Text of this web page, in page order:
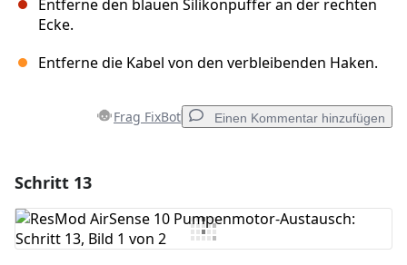
Entferne den blauen Silikonpuffer an der rechten
Ecke.
Entferne die Kabel von den verbleibenden Haken.
Frag FixBot Einen Kommentar hinzufügen
Kommentar hinzufügen
Schritt 13